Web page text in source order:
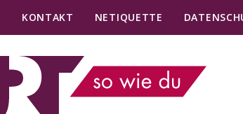
KONTAKT NETIQUETTE